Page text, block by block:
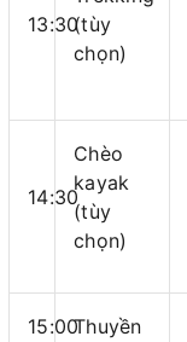
13:30(tùy
chọn)
14:30
Chèo
kayak
(tùy
chọn)
15:00Thuyền